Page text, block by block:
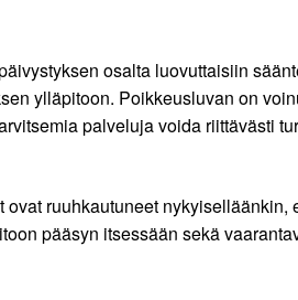
osalta luovuttaisiin
ylläpitoon. Poikkeusluvan on
palveluja voida riittävästi
ruuhkautuneet nykyiselläänkin,
pääsyn itsessään sekä